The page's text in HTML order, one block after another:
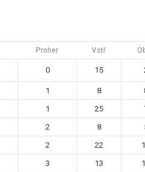
Proher Vstř
0 15
1 8
1 25
2 8
2 22
3 13